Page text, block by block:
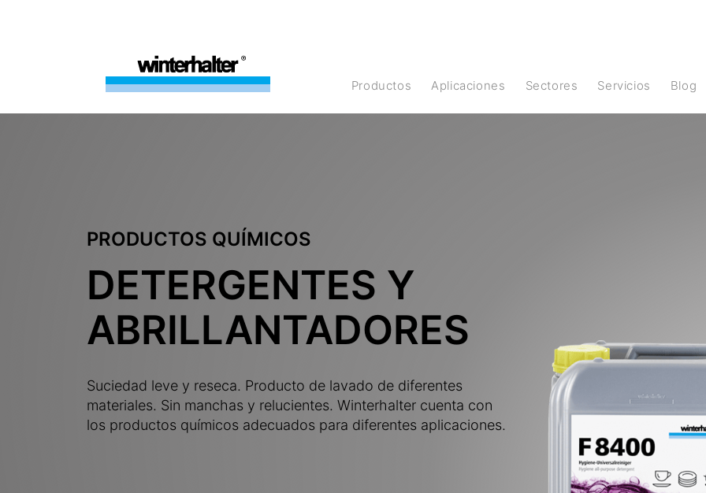
Productos Aplicaciones Sectores Servicios Blog
PRODUCTOS QUÍMICOS
DETERGENTES Y
ABRILLANTADORES
Suciedad leve y reseca. Producto de lavado de diferentes
materiales. Sin manchas y relucientes. Winterhalter cuenta con
los productos químicos adecuados para diferentes aplicaciones.